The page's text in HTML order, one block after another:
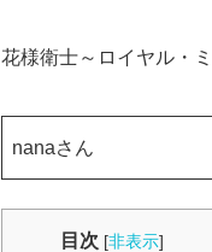
花様衛士～ロイヤル・
nanaさん
目次 [非表示]